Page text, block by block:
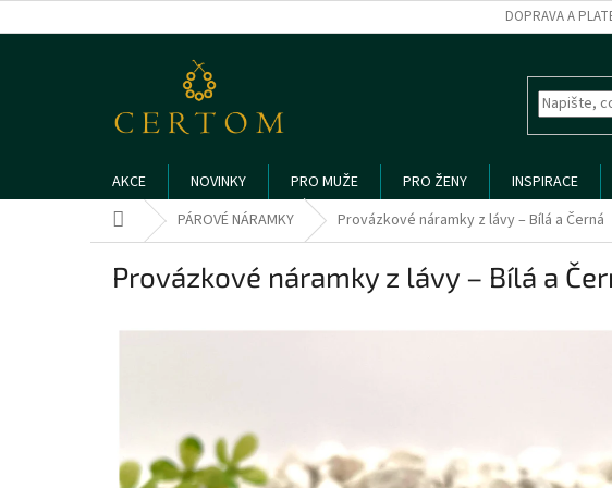
na
DOPRAVA A
AKCE NOVINKY PRO MUŽE PRO ŽENY INSPIRACE
Domů PÁROVÉ NÁRAMKY Provázkové náramky z lávy – Bílá a Černá
Provázkové náramky z lávy – Bílá a